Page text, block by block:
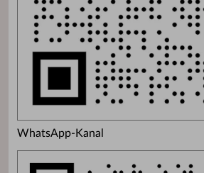
WhatsApp-Kanal